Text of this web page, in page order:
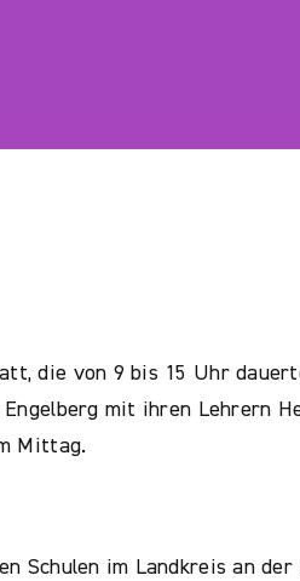
die von 9 bis 15 Uhr
mit ihren Lehrern
Mittag.
Schulen im Landkreis an